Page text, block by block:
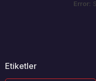
Error:
Etiketler